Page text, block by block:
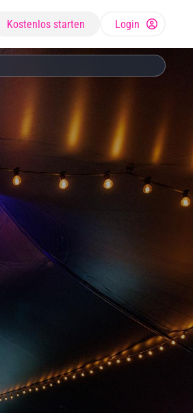
Kostenlos starten Login